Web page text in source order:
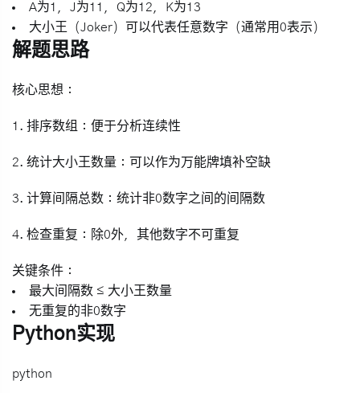
A为1，J为11，Q为12，K为13
大小王（Joker）可以代表任意数字（通常用0表示）
解题思路
核心思想 ：
1. 排序数组 ：便于分析连续性
2. 统计大小王数量 ：可以作为万能牌填补空缺
3. 计算间隔总数 ：统计非0数字之间的间隔数
4. 检查重复 ：除0外，其他数字不可重复
关键条件 ：
最大间隔数 ≤ 大小王数量
无重复的非0数字
Python实现
python